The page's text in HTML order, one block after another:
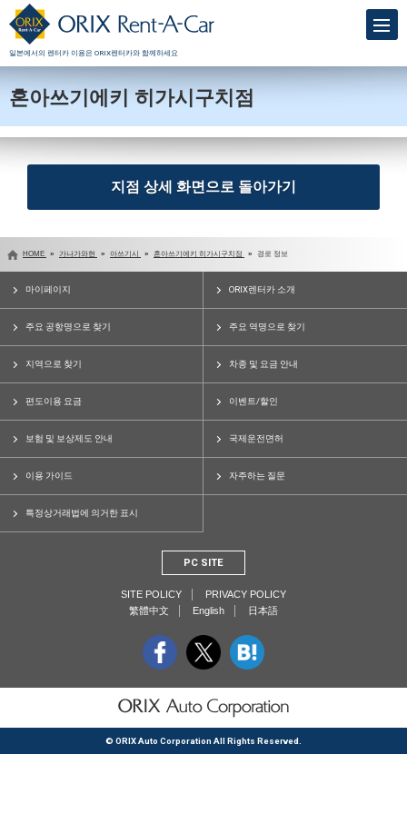
일본에서의 렌터카 이용은 ORIX렌터카와 함께하세요
혼아쓰기에키 히가시구치점
지점 상세 화면으로 돌아가기
HOME 가나가와현 아쓰기시 혼아쓰기에키 히가시구치점 경로 정보
마이페이지 ORIX렌터카 소개
주요 공항명으로 찾기 주요 역명으로 찾기
지역으로 찾기 차종 및 요금 안내
편도이용 요금 이벤트/할인
보험 및 보상제도 안내 국제운전면허
이용 가이드 자주하는 질문
특정상거래법에 의거한 표시
PC SITE
SITE POLICY
PRIVACY POLICY
繁體中文
English 日本語
© ORIX Auto Corporation All Rights Reserved.